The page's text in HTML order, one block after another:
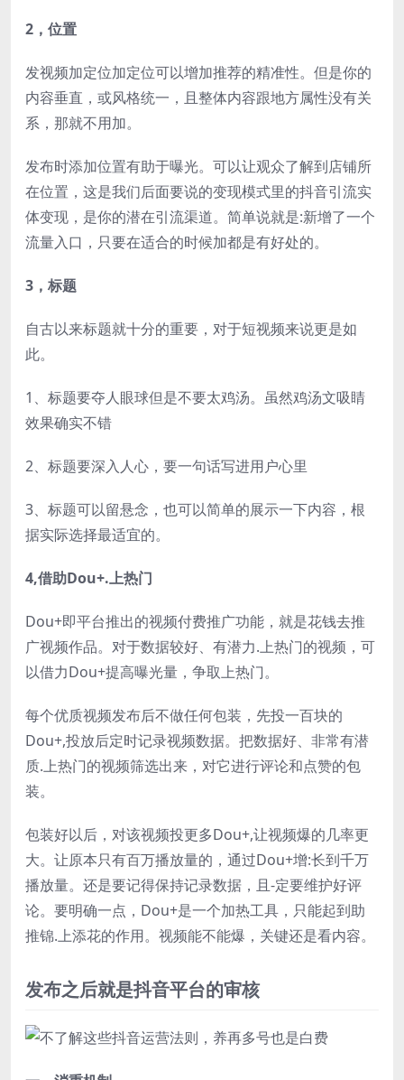
2，位置
发视频加定位加定位可以增加推荐的精准性。但是你的
内容垂直，或风格统一，且整体内容跟地方属性没有关
系，那就不用加。
发布时添加位置有助于曝光。可以让观众了解到店铺所
在位置，这是我们后面要说的变现模式里的抖音引流实
体变现，是你的潜在引流渠道。简单说就是:新增了一个
流量入口，只要在适合的时候加都是有好处的。
3，标题
自古以来标题就十分的重要，对于短视频来说更是如
此。
1、标题要夺人眼球但是不要太鸡汤。虽然鸡汤文吸睛
效果确实不错
2、标题要深入人心，要一句话写进用户心里
3、标题可以留悬念，也可以简单的展示一下内容，根
据实际选择最适宜的。
4,借助Dou+.上热门
Dou+即平台推出的视频付费推广功能，就是花钱去推
广视频作品。对于数据较好、有潜力.上热门的视频，可
以借力Dou+提高曝光量，争取上热门。
每个优质视频发布后不做任何包装，先投一百块的
Dou+,投放后定时记录视频数据。把数据好、非常有潜
质.上热门的视频筛选出来，对它进行评论和点赞的包
装。
包装好以后，对该视频投更多Dou+,让视频爆的几率更
大。让原本只有百万播放量的，通过Dou+增:长到千万
播放量。还是要记得保持记录数据，且-定要维护好评
论。要明确一点，Dou+是一个加热工具，只能起到助
推锦.上添花的作用。视频能不能爆，关键还是看内容。
发布之后就是抖音平台的审核